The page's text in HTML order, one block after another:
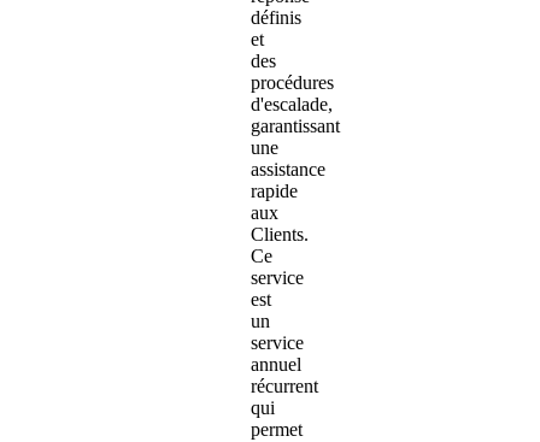
définis
et
des
procédures
d'escalade,
garantissant
une
assistance
rapide
aux
Clients.
Ce
service
est
un
service
annuel
récurrent
qui
permet